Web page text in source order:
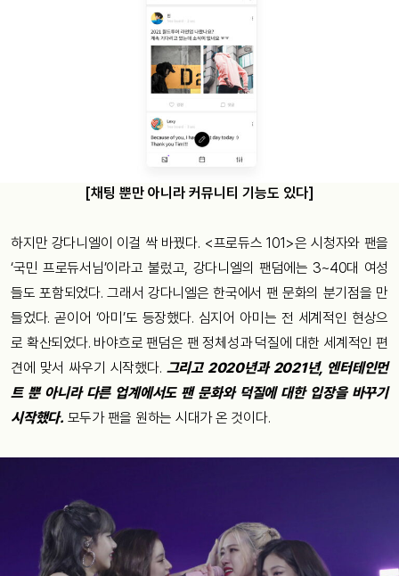
[채팅 뿐만 아니라 커뮤니티 기능도 있다]
하지만 강다니엘이 이걸 싹 바꿨다. <프로듀스 101>은 시청자와 팬을
‘국민 프로듀서님’이라고 불렀고, 강다니엘의 팬덤에는 3~40대 여성
들도 포함되었다. 그래서 강다니엘은 한국에서 팬 문화의 분기점을 만
들었다. 곧이어 ‘아미’도 등장했다. 심지어 아미는 전 세계적인 현상으
로 확산되었다. 바야흐로 팬덤은 팬 정체성과 덕질에 대한 세계적인 편
견에 맞서 싸우기 시작했다. 그리고 2020년과 2021년, 엔터테인먼
트 뿐 아니라 다른 업계에서도 팬 문화와 덕질에 대한 입장을 바꾸기
시작했다. 모두가 팬을 원하는 시대가 온 것이다.